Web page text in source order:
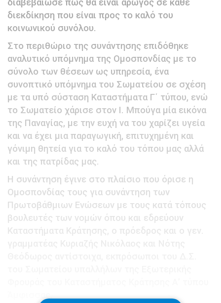
διαβεβαίωσε πως θα είναι αρωγός σε κάθε
διεκδίκηση που είναι προς το καλό του
κοινωνικού συνόλου.
Στο περιθώριο της συνάντησης επιδόθηκε
αναλυτικό υπόμνημα της Ομοσπονδίας με το
σύνολο των θέσεων ως υπηρεσία, ένα
συνοπτικό υπόμνημα του Σωματείου σε σχέση
με τα υπό σύσταση Καταστήματα Γ΄ τύπου, ενώ
το Σωματείο χάρισε στον Ι. Μπούγα μία εικόνα
της Παναγίας, με την ευχή να του χαρίζει υγεία
και να έχει μια παραγωγική, επιτυχημένη και
γόνιμη θητεία για το καλό του τόπου μας αλλά
και της πατρίδας μας.
Η συνάντηση έγινε στο πλαίσιο που όρισε η
Ομοσπονδίας τους για συνάντηση των
Πρωτοβάθμιων Ενώσεων με τους κατά τόπους
βουλευτές των νομών όπου και εδρεύουν
Καταστήματα Κράτησης, ο πρόεδρος και ο γεν.